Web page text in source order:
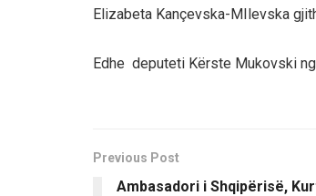
Elizabeta Kançevska-MIlevska
Edhe deputeti Kërste Mukovski
Previous Post
Ambasadori i Shqipërisë,